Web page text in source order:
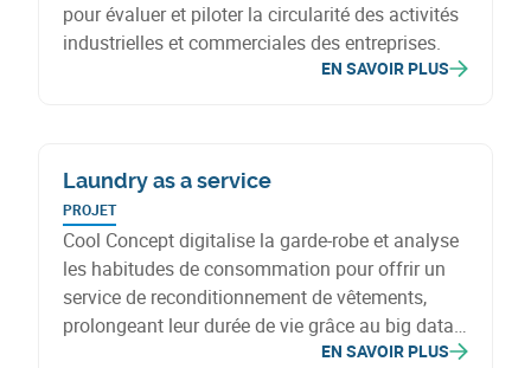
pour évaluer et piloter la circularité des activités
industrielles et commerciales des entreprises.
EN SAVOIR PLUS
Laundry as a service
PROJET
Cool Concept digitalise la garde-robe et analyse
les habitudes de consommation pour offrir un
service de reconditionnement de vêtements,
prolongeant leur durée de vie grâce au big data
et à l'IA, ciblant maisons de repos, hôtels, et
EN SAVOIR PLUS